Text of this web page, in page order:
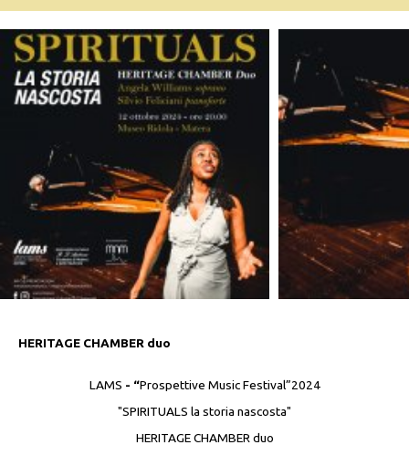
HERITAGE CHAMBER duo
LAMS - “Prospettive Music Festival”2024
"SPIRITUALS la storia nascosta"
HERITAGE CHAMBER duo